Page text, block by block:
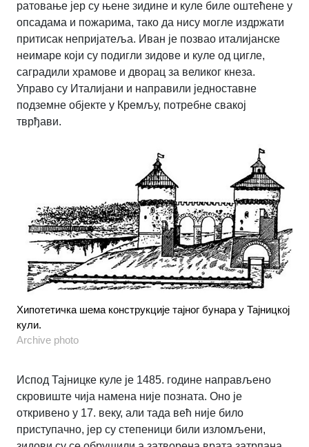
ратовање јер су њене зидине и куле биле оштећене у
опсадама и пожарима, тако да нису могле издржати
притисак непријатеља. Иван је позвао италијанске
неимаре који су подигли зидове и куле од цигле,
саградили храмове и дворац за великог кнеза.
Управо су Италијани и направили једноставне
подземне објекте у Кремљу, потребне свакој
тврђави.
Хипотетичка шема конструкције тајног бунара у Тајницкој
кули.
Archive photo
Испод Тајницке куле је 1485. године направљено
скровиште чија намена није позната. Оно је
откривено у 17. веку, али тада већ није било
приступачно, јер су степеници били изломљени,